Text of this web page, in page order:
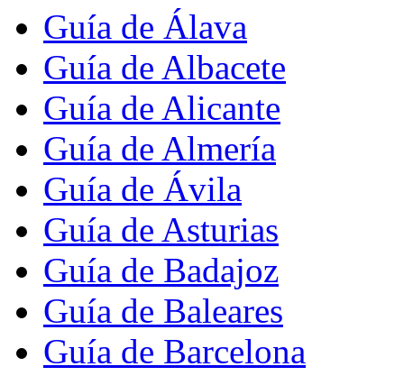
Guía de Álava
Guía de Albacete
Guía de Alicante
Guía de Almería
Guía de Ávila
Guía de Asturias
Guía de Badajoz
Guía de Baleares
Guía de Barcelona